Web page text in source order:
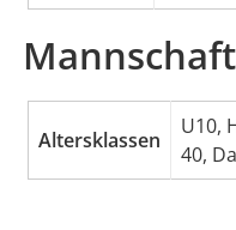
Altersklassen
U10,
40,